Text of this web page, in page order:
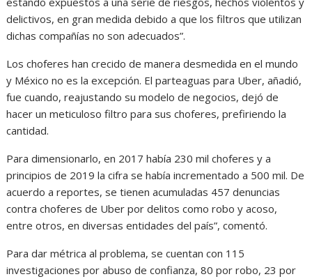
delictivos, en gran medida debido a que los filtros que utilizan
dichas compañías no son adecuados”.
Los choferes han crecido de manera desmedida en el mundo
y México no es la excepción. El parteaguas para Uber, añadió,
fue cuando, reajustando su modelo de negocios, dejó de
hacer un meticuloso filtro para sus choferes, prefiriendo la
cantidad.
Para dimensionarlo, en 2017 había 230 mil choferes y a
principios de 2019 la cifra se había incrementado a 500 mil. De
acuerdo a reportes, se tienen acumuladas 457 denuncias
contra choferes de Uber por delitos como robo y acoso,
entre otros, en diversas entidades del país”, comentó.
Para dar métrica al problema, se cuentan con 115
investigaciones por abuso de confianza, 80 por robo, 23 por